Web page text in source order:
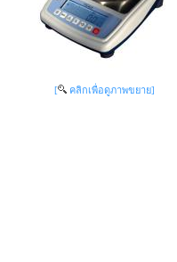
[ คลิกเพื่อดูภาพขยาย]